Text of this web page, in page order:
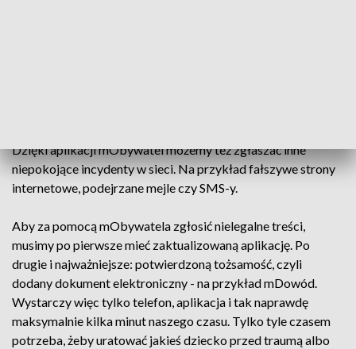
Dzięki aplikacji mObywatel możemy też zgłaszać inne
niepokojące incydenty w sieci. Na przykład fałszywe strony
internetowe, podejrzane mejle czy SMS-y.
Aby za pomocą mObywatela zgłosić nielegalne treści,
musimy po pierwsze mieć zaktualizowaną aplikację. Po
drugie i najważniejsze: potwierdzoną tożsamość, czyli
dodany dokument elektroniczny - na przykład mDowód.
Wystarczy więc tylko telefon, aplikacja i tak naprawdę
maksymalnie kilka minut naszego czasu. Tylko tyle czasem
potrzeba, żeby uratować jakieś dziecko przed traumą albo